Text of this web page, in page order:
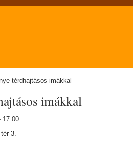
térdhajtásos imákkal
imákkal
17:00
3.